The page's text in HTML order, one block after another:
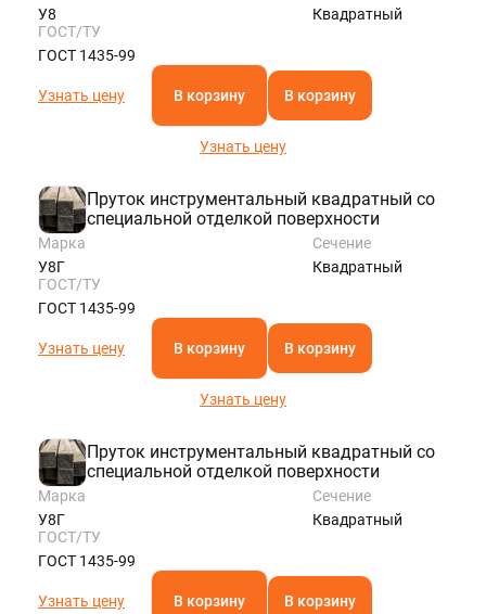
У8
Квадратный
ГОСТ/ТУ
ГОСТ 1435-99
Узнать цену В корзину В корзину
Узнать цену
Пруток инструментальный квадратный со
специальной отделкой поверхности
Марка
У8Г
Сечение
Квадратный
ГОСТ/ТУ
ГОСТ 1435-99
Узнать цену В корзину В корзину
Узнать цену
Пруток инструментальный квадратный со
специальной отделкой поверхности
Марка
У8Г
Сечение
Квадратный
ГОСТ/ТУ
ГОСТ 1435-99
Узнать цену В корзину В корзину